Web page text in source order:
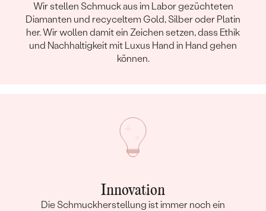
Wir stellen Schmuck aus im Labor gezüchteten
Diamanten und recyceltem Gold, Silber oder Platin
her. Wir wollen damit ein Zeichen setzen, dass Ethik
und Nachhaltigkeit mit Luxus Hand in Hand gehen
können.
Innovation
Die Schmuckherstellung ist immer noch ein